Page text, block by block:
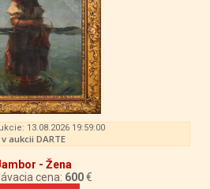
13.08.2026 19:59:00
v aukcii DARTE
- Žena
cena: 600€